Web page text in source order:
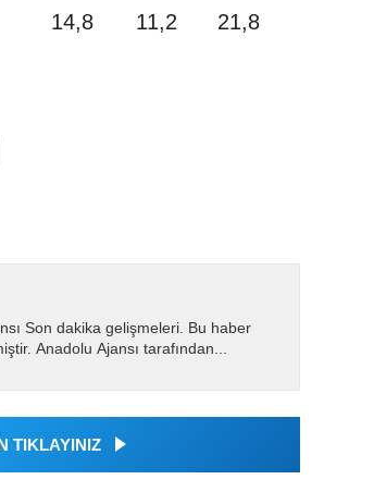
14,8 11,2 21,8
Son dakika gelişmeleri. Bu haber
Anadolu Ajansı tarafından...
TIKLAYINIZ